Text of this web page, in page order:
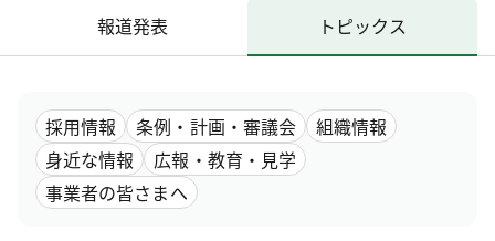
報道発表 トピックス
採用情報 条例・計画・審議会
組織情報
身近な情報
広報・教育・見学
事業者の皆さまへ